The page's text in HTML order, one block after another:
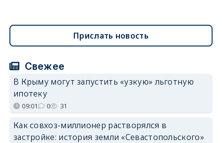
Прислать новость
Свежее
В Крыму могут запустить «узкую» льготную
ипотеку
09:01 0 31
Как совхоз-миллионер растворялся в
застройке: история земли «Севастопольского»